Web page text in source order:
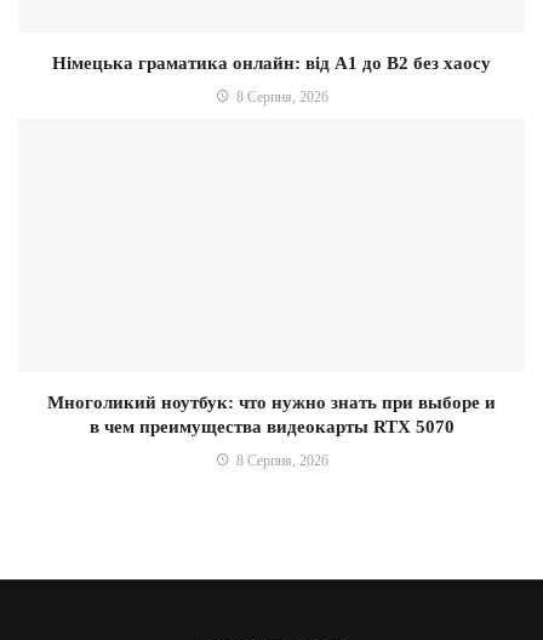
Німецька граматика онлайн: від A1 до B2 без хаосу
8 Серпня, 2026
Многоликий ноутбук: что нужно знать при выборе и
в чем преимущества видеокарты RTX 5070
8 Серпня, 2026